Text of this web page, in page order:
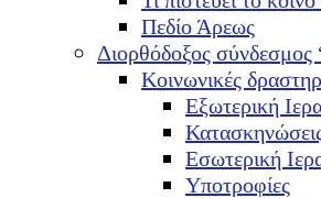
Πεδίο Άρεως
Διορθόδοξος
Κοινωνικές
Εξωτερική
Εσωτερική
Υποτροφίες